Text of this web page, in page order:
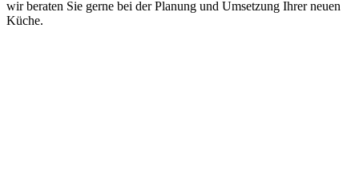
wir beraten Sie gerne bei der Planung und Umsetzung Ihrer neuen
Küche.